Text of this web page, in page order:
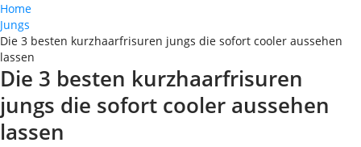
Home
Jungs
Die 3 besten kurzhaarfrisuren jungs die sofort cooler aussehen
lassen
Die 3 besten kurzhaarfrisuren
jungs die sofort cooler aussehen
lassen